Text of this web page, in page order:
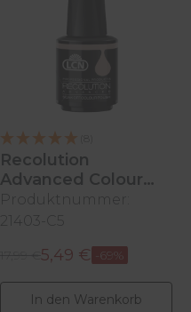
Recolution
Advanced Colour
Polish
Classic Rosé, 10ml
Produktnummer:
21403-C5
Verkaufspreis:
Regulärer Preis:
5,49 € -69%
In den Warenkorb